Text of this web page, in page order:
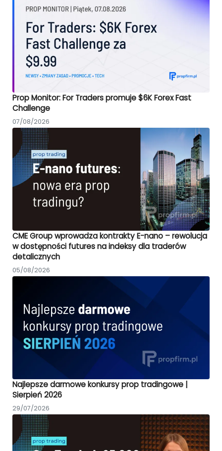
Prop Monitor: For Traders promuje $6K Forex Fast
Challenge
07/08/2026
CME Group wprowadza kontrakty E-nano – rewolucja
w dostępności futures na indeksy dla traderów
detalicznych
05/08/2026
Najlepsze darmowe konkursy prop tradingowe |
Sierpień 2026
29/07/2026